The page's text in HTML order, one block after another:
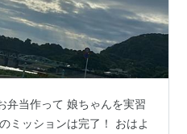
弁当作って 娘ちゃんを実習
ミッションは完了！ おはよ